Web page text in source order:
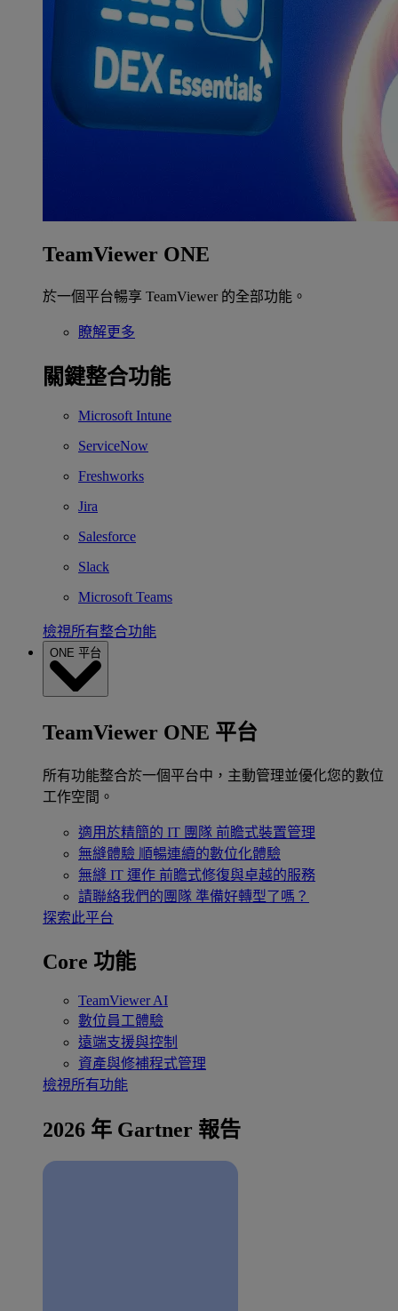
TeamViewer ONE
於一個平台暢享 TeamViewer 的全部功能。
瞭解更多
關鍵整合功能
Microsoft Intune
ServiceNow
Freshworks
Jira
Salesforce
Slack
Microsoft Teams
檢視所有整合功能
ONE 平台
TeamViewer ONE 平台
所有功能整合於一個平台中，主動管理並優化您的數位
工作空間。
適用於精簡的 IT 團隊 前瞻式裝置管理
無縫體驗 順暢連續的數位化體驗
無縫 IT 運作 前瞻式修復與卓越的服務
請聯絡我們的團隊 準備好轉型了嗎？
探索此平台
Core 功能
TeamViewer AI
數位員工體驗
遠端支援與控制
資產與修補程式管理
檢視所有功能
2026 年 Gartner 報告